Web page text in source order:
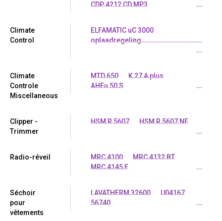
CDP 4212 CD MP3
...
Climate
Control
ELFAMATIC uC 3000
oplaadregeling
...
Climate
Controle
Miscellaneous
MTD 650
K 27 A plus
AHEu 50 S
...
Clipper -
Trimmer
HSM R 5607
HSM R 5607 NE
...
Radio-réveil MRC 4100
MRC 4132 BT
MRC 4145 F
...
Séchoir
pour
vêtements
LAVATHERM 32600
U04167
56740
...